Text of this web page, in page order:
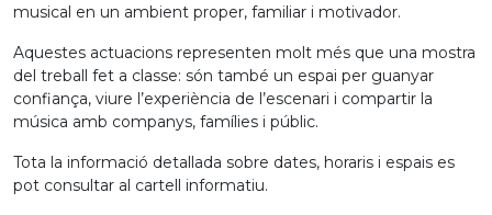
musical en un ambient proper, familiar i motivador.
Aquestes actuacions representen molt més que una mostra
del treball fet a classe: són també un espai per guanyar
confiança, viure l’experiència de l’escenari i compartir la
música amb companys, famílies i públic.
Tota la informació detallada sobre dates, horaris i espais es
pot consultar al cartell informatiu.